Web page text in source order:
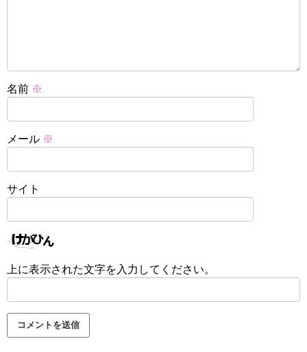
名前 ※
メール ※
サイト
上に表示された文字を入力してください。